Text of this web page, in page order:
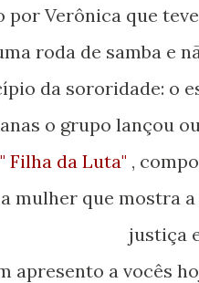
por Verônica que
roda de samba e
da sororidade: o
" Filha da Luta" ,
mulher que mostra
justiça
apresento a vocês